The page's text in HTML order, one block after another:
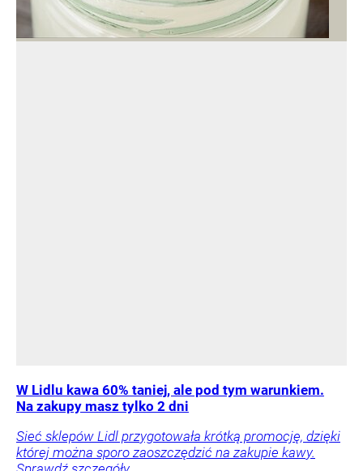
W Lidlu kawa 60% taniej, ale pod tym warunkiem.
Na zakupy masz tylko 2 dni
Sieć sklepów Lidl przygotowała krótką promocję, dzięki
której można sporo zaoszczędzić na zakupie kawy.